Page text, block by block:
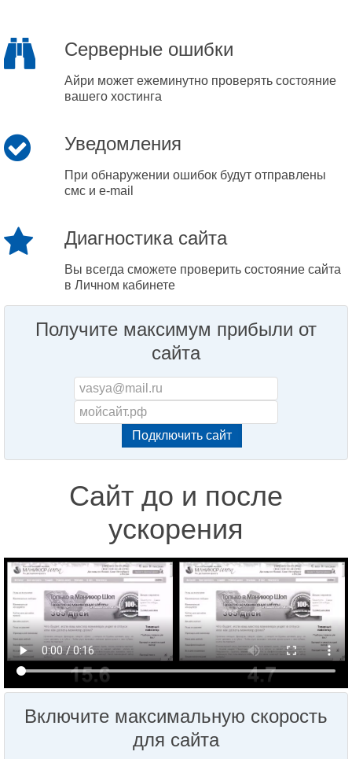
Серверные ошибки
Айри может ежеминутно проверять состояние
вашего хостинга
Уведомления
При обнаружении ошибок будут отправлены
смс и e-mail
Диагностика сайта
Вы всегда сможете проверить состояние сайта
в Личном кабинете
Получите максимум прибыли от
сайта
Сайт до и после
ускорения
Включите максимальную скорость
для сайта